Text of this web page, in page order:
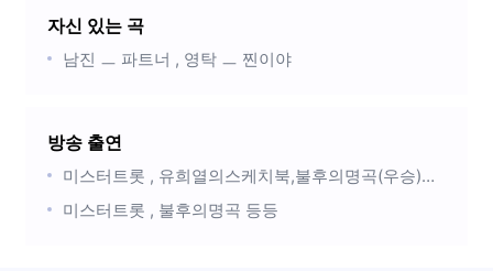
자신 있는 곡
남진 ㅡ 파트너 , 영탁 ㅡ 찐이야
방송 출연
미스터트롯 , 유희열의스케치북,불후의명곡(우승)등등.다수의 코미디프로그램
미스터트롯 , 불후의명곡 등등